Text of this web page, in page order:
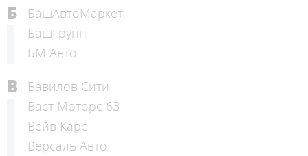
Б
БашАвтоМаркет
БашГрупп
БМ Авто
В
Вавилов Сити
Васт Моторс 63
Вейв Карс
Версаль Авто